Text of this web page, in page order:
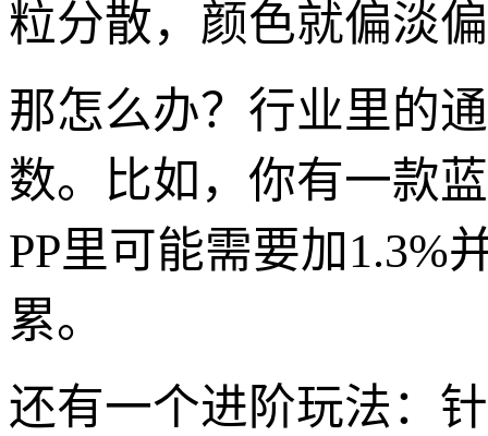
粒分散，颜色就偏淡
那怎么办？行业里的
数。比如，你有一款
PP里可能需要加1.3%
累。
还有一个进阶玩法：